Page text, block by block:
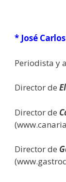
* José
Periodista y
Director de
Director de
Director de